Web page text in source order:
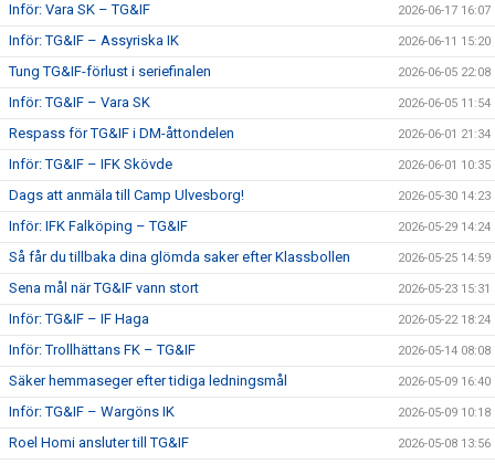
Inför: Vara SK – TG&IF 2026-06-17 16:07
Inför: TG&IF – Assyriska IK 2026-06-11 15:20
Tung TG&IF-förlust i seriefinalen 2026-06-05 22:08
Inför: TG&IF – Vara SK 2026-06-05 11:54
Respass för TG&IF i DM-åttondelen 2026-06-01 21:34
Inför: TG&IF – IFK Skövde 2026-06-01 10:35
Dags att anmäla till Camp Ulvesborg! 2026-05-30 14:23
Inför: IFK Falköping – TG&IF 2026-05-29 14:24
Så får du tillbaka dina glömda saker efter Klassbollen 2026-05-25 14:59
Sena mål när TG&IF vann stort 2026-05-23 15:31
Inför: TG&IF – IF Haga 2026-05-22 18:24
Inför: Trollhättans FK – TG&IF 2026-05-14 08:08
Säker hemmaseger efter tidiga ledningsmål 2026-05-09 16:40
Inför: TG&IF – Wargöns IK 2026-05-09 10:18
Roel Homi ansluter till TG&IF 2026-05-08 13:56